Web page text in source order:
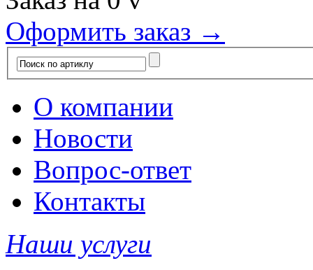
Оформить заказ →
О компании
Новости
Вопрос-ответ
Контакты
Наши услуги